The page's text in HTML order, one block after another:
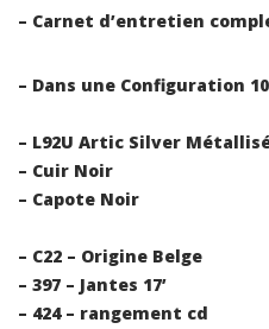
– Carnet d’entretien
– Dans une Configuration
– L92U Artic Silver
– Cuir Noir
– Capote Noir
– C22 – Origine Belge
– 397 – Jantes 17’
– 424 – rangement cd